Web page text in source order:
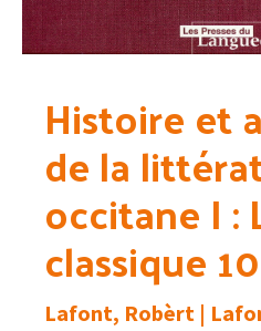
Histoire et
de la
occitane I :
classique
Lafont, Robèrt |